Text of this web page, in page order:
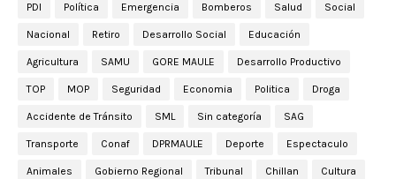
PDI Política Emergencia Bomberos Salud Social
Nacional Retiro Desarrollo Social Educación
Agricultura SAMU GORE MAULE Desarrollo Productivo
TOP MOP Seguridad Economia Politica Droga
Accidente de Tránsito SML Sin categoría SAG
Transporte Conaf DPRMAULE Deporte Espectaculo
Animales Gobierno Regional Tribunal Chillan Cultura